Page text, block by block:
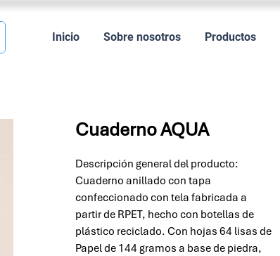
Inicio Sobre nosotros Productos
Cuaderno AQUA
Descripción general del producto:
Cuaderno anillado con tapa
confeccionado con tela fabricada a
partir de RPET, hecho con botellas de
plástico reciclado. Con hojas 64 lisas de
Papel de 144 gramos a base de piedra,